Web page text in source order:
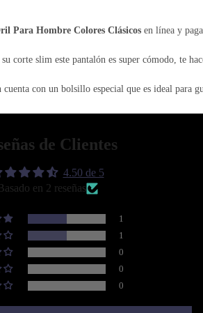
Para Hombre Colores Clásicos en línea y
corte slim este pantalón es super cómodo, te
cuenta con un bolsillo especial que es ideal para
que te propongas con la mejor actitud!
de Clientes
4.50 de 5
en 2 reseñas
1
1
0
0
0